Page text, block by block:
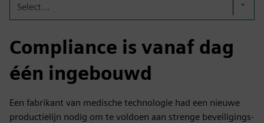
Select...
Compliance is vanaf dag
één ingebouwd
Een fabrikant van medische technologie had een nieuwe
productielijn nodig om te voldoen aan strenge beveiligings-